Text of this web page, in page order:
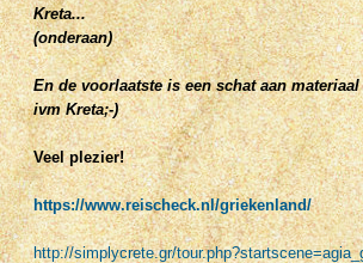
Kreta...
(onderaan)
En de voorlaatste is een schat aan
ivm Kreta;-)
Veel plezier!
https://www.reischeck.nl/griekenland/
http://simplycrete.gr/